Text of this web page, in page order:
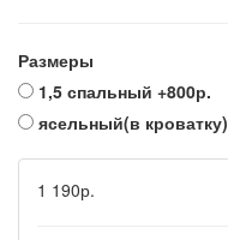
Размеры
1,5 спальный +800р.
ясельный(в кроватку)
1 190р.